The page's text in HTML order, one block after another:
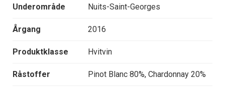
Underområde Nuits-Saint-Georges
Årgang 2016
Produktklasse Hvitvin
Råstoffer Pinot Blanc 80%, Chardonnay 20%